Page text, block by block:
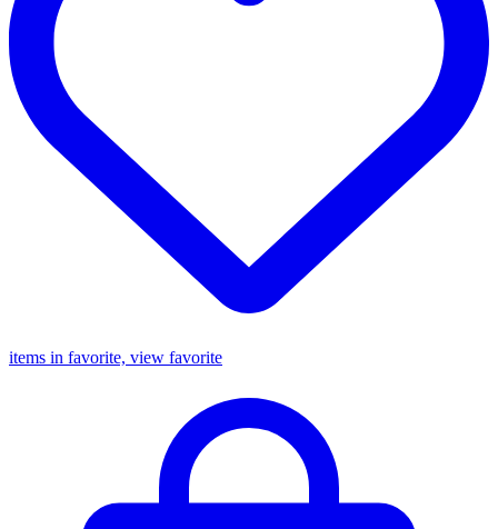
items in favorite, view favorite